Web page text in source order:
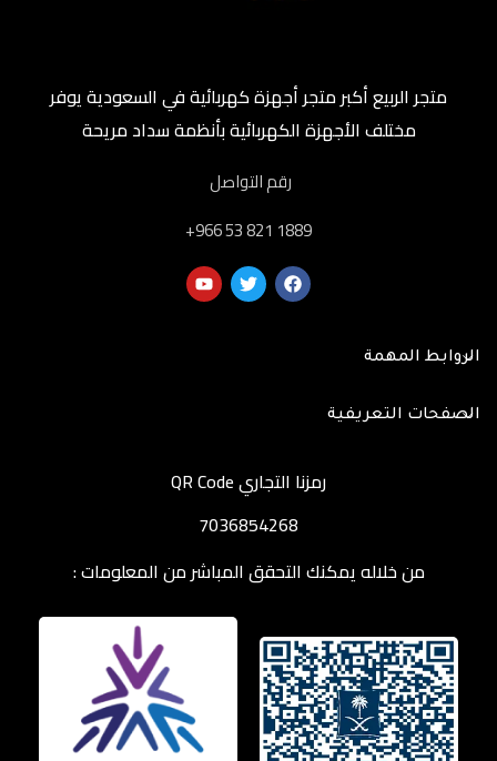
متجر الربيع أكبر متجر أجهزة كهربائية في السعودية يوفر
مختلف الأجهزة الكهربائية بأنظمة سداد مريحة
رقم التواصل
‎+966 53 821 1889
الروابط المهمة
الصفحات التعريفية
رمزنا التجاري QR Code
7036854268
من خلاله يمكنك التحقق المباشر من المعلومات :